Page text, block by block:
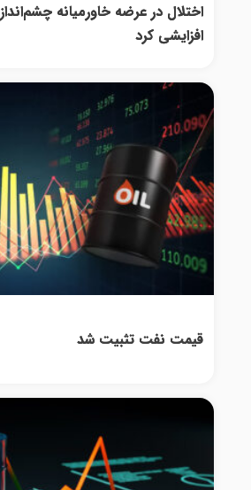
اختلال در عرضه خاورمیانه
افزایشی کرد
قیمت نفت تثبیت شد